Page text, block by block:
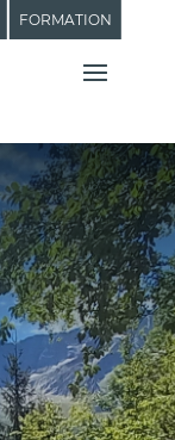
FORMATION